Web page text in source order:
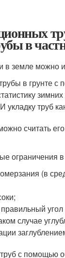
в
в земле можно
в грунте
укладку труб
считать
ограничения
(в
случае
с помощью